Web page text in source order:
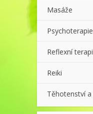
Masáže
Reflexní
Reiki
Těhotenství